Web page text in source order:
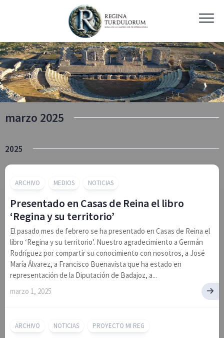
marzo 2025
2025
ARCHIVO MEDIOS NOTICIAS
Presentado en Casas de Reina el libro
‘Regina y su territorio’
El pasado mes de febrero se ha presentado en Casas de Reina el
libro ‘Regina y su territorio’. Nuestro agradecimiento a Germán
Rodríguez por compartir su conocimiento con nosotros, a José
María Álvarez, a Francisco Buenavista que ha estado en
representación de la Diputación de Badajoz, a...
marzo 1, 2025
ARCHIVO NOTICIAS PROYECTO MI REG